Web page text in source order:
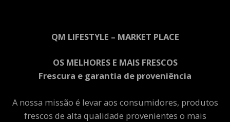
QM LIFESTYLE – MARKET PLACE
OS MELHORES E MAIS FRESCOS
Frescura e garantia de proveniência
A nossa missão é levar aos consumidores, produtos
frescos de alta qualidade provenientes o mais